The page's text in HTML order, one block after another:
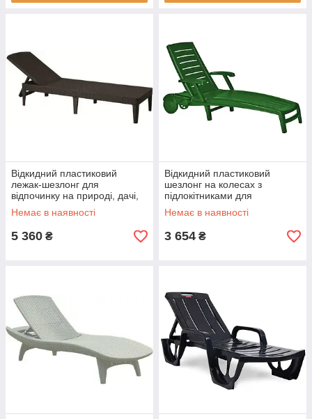
Відкидний пластиковий
лежак-шезлонг для
відпочинку на природі, дачі,
пляжі, Keter Jaipur Sun
lounger, 187,5x58,2x29
Немає в наявності
5 360 ₴
Відкидний пластиковий
шезлонг на колесах з
підлокітниками для
відпочинку в саду і дачі, Keter
Sparta, темно-зелений
Немає в наявності
3 654 ₴